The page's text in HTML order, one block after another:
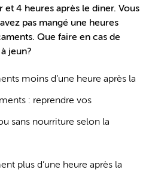
4 heures après le diner. Vous
pas mangé une heures
Que faire en cas de
jeun?
moins d’une heure après la
: reprendre vos
sans nourriture selon la
plus d’une heure après la